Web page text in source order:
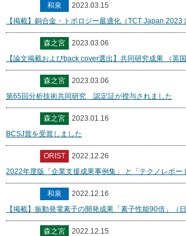
和泉
2023.03.15
【掲載】銅合金・トポロジー最適化（TCT Japan 2023
森之宮
2023.03.06
【論文掲載およびback cover選出】共同研究成果 （英
森之宮
2023.03.06
第65回分析技術共同研究 認定証が授与されました
森之宮
2023.01.16
BCSJ賞を受賞しました
ORIST
2022.12.26
2022年度版「企業支援成果事例集」 と「テクノレポー
和泉
2022.12.16
【掲載】振動発電素子の開発成果「素子性能90倍」（
森之宮
2022.12.15